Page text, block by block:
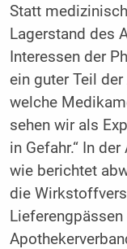
Statt
Lagerstand des
Interessen der
ein guter Teil
welche
sehen wir als
in Gefahr.“ In
wie berichtet
die